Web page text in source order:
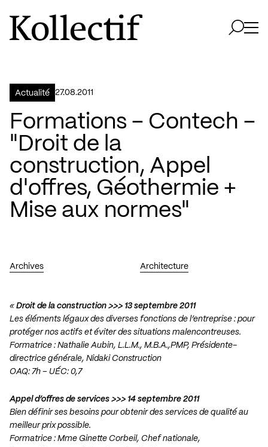
Aller à la page d'accueil
Logo Kollectif
Actualité 27.08.2011
Formations – Contech –
"Droit de la
construction, Appel
d'offres, Géothermie +
Mise aux normes"
Archives Architecture
« Droit de la construction >>> 13 septembre 2011
Les éléments légaux des diverses fonctions de l’entreprise : pour
protéger nos actifs et éviter des situations malencontreuses.
Formatrice : Nathalie Aubin, L.L.M., M.B.A.,PMP, Présidente-
directrice générale, Nidaki Construction
OAQ: 7h – UÉC: 0,7
Appel d’offres de services >>> 14 septembre 2011
Bien définir ses besoins pour obtenir des services de qualité au
meilleur prix possible.
Formatrice : Mme Ginette Corbeil, Chef nationale,